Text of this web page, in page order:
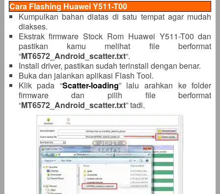
Cara Flashing Huawei Y511-T00
Kumpulkan bahan diatas di satu tempat agar mudah
diakses.
Ekstrak firmware Stock Rom Huawei Y511-T00 dan
pastikan kamu melihat file berformat
“MT6572_Android_scatter.txt“.
Install driver, pastikan sudah terinstall dengan benar.
Buka dan jalankan aplikasi Flash Tool.
Klik pada “Scatter-loading” lalu arahkan ke folder
firmware dan pilih file berformat
“MT6572_Android_scatter.txt” tadi.